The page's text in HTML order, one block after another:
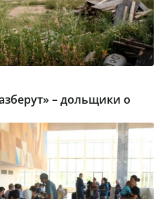
– дольщики о